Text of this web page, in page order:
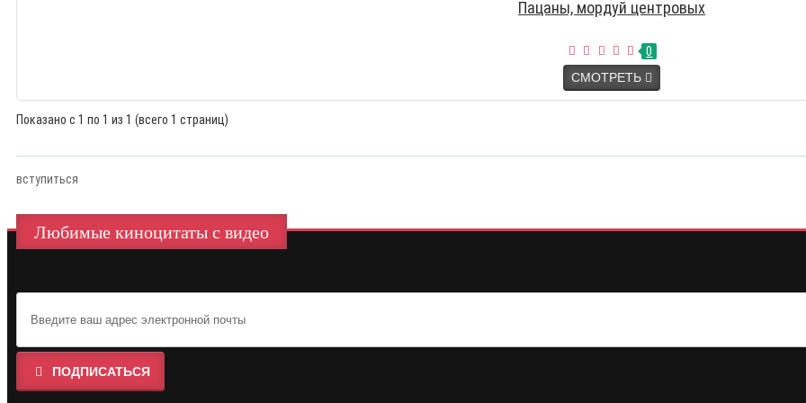
Пацаны, мордуй центровых
0
СМОТРЕТЬ
Показано с 1 по 1 из 1 (всего 1 страниц)
вступиться
Любимые киноцитаты с видео
ПОДПИСАТЬСЯ